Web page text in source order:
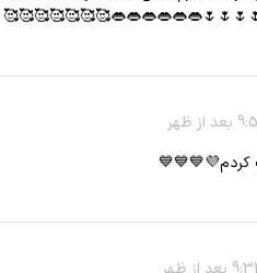
کردم💜💙💙💙